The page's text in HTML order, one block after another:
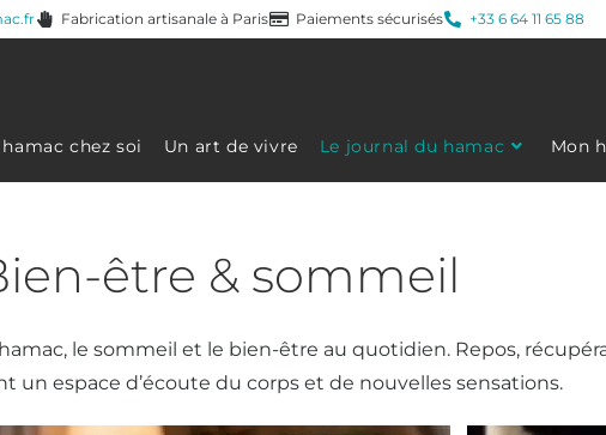
Fabrication artisanale à Paris Paiements sécurisés +33 6 64 11 65 88
chez soi Un art de vivre Le journal du hamac Mon
être & sommeil
le sommeil et le bien-être au quotidien. Repos,
un espace d’écoute du corps et de nouvelles sensations.